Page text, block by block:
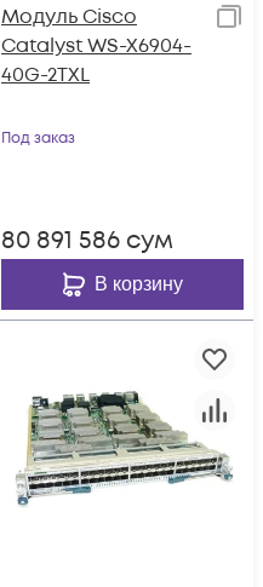
Модуль Cisco
Catalyst WS-X6904-
40G-2TXL
Под заказ
80 891 586 сум
В корзину